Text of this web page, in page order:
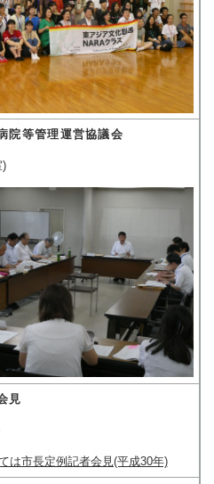
院等管理運営協議会
)
見
は市長定例記者会見(平成30年)